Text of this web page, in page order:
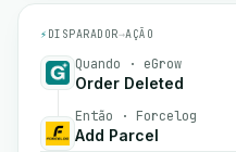
⚡ DISPARADOR→AÇÃO
Quando · eGrow
Order Deleted
Então · Forcelog
Add Parcel